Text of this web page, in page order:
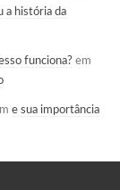
a história da
funciona? em
e sua importância